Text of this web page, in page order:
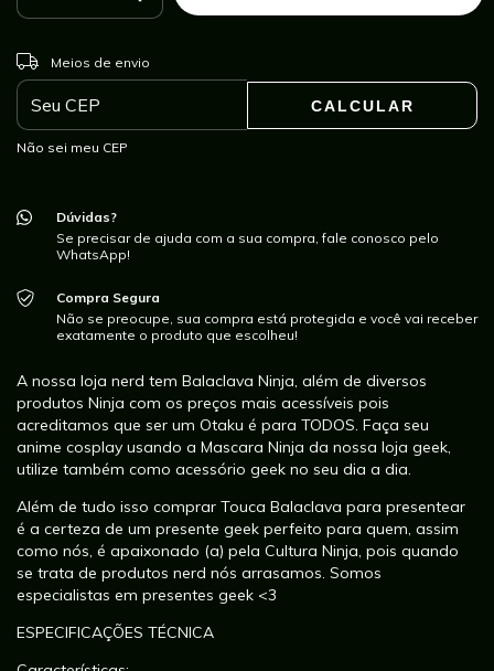
Entregas para o CEP:
Meios de envio
CALCULAR
Não sei meu CEP
Dúvidas?
Se precisar de ajuda com a sua compra, fale conosco pelo
WhatsApp!
Compra Segura
Não se preocupe, sua compra está protegida e você vai receber
exatamente o produto que escolheu!
A nossa loja nerd tem Balaclava Ninja, além de diversos
produtos Ninja com os preços mais acessíveis pois
acreditamos que ser um Otaku é para TODOS. Faça seu
anime cosplay usando a Mascara Ninja da nossa loja geek,
utilize também como acessório geek no seu dia a dia.
Além de tudo isso comprar Touca Balaclava para presentear
é a certeza de um presente geek perfeito para quem, assim
como nós, é apaixonado (a) pela Cultura Ninja, pois quando
se trata de produtos nerd nós arrasamos. Somos
especialistas em presentes geek <3
ESPECIFICAÇÕES TÉCNICA